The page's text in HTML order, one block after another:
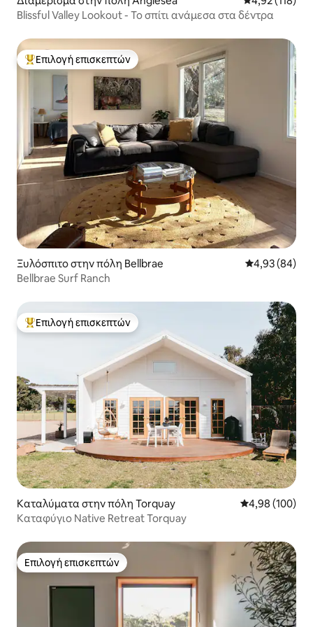
Blissful Valley Lookout - Το σπίτι ανάμεσα στα δέντρα
Κορυφαία επιλογή επισκεπτών
Επιλογή επισκεπτών
Ξυλόσπιτο στην πόλη Bellbrae Μέση
4,93 (84)
Bellbrae Surf Ranch
Κορυφαία επιλογή επισκεπτών
Επιλογή επισκεπτών
Καταλύματα στην πόλη Torquay Μέση
4,98 (100)
Καταφύγιο Native Retreat Torquay
Επιλογή επισκεπτών
Επιλογή επισκεπτών